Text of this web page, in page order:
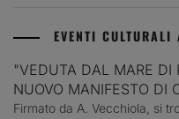
EVENTI CULTURALI
"VEDUTA DAL MARE DI
NUOVO MANIFESTO DI
Firmato da A. Vecchiola, si